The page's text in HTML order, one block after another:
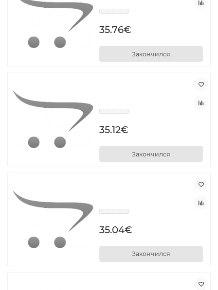
35.76€
Закончился
35.12€
Закончился
35.04€
Закончился